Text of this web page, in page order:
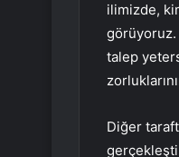
ilimizde,
görüyoruz.
talep
Diğer